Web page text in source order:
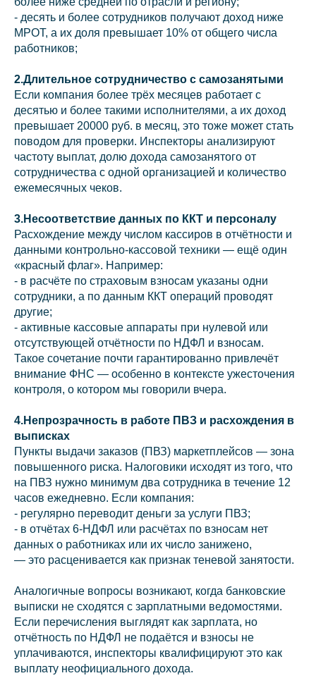
- десять и более сотрудников получают доход ниже
МРОТ, а их доля превышает 10% от общего числа
работников;
2.Длительное сотрудничество с самозанятыми
Если компания более трёх месяцев работает с
десятью и более такими исполнителями, а их доход
превышает 20000 руб. в месяц, это тоже может стать
поводом для проверки. Инспекторы анализируют
частоту выплат, долю дохода самозанятого от
сотрудничества с одной организацией и количество
ежемесячных чеков.
3.Несоответствие данных по ККТ и персоналу
Расхождение между числом кассиров в отчётности и
данными контрольно‑кассовой техники — ещё один
«красный флаг». Например:
- в расчёте по страховым взносам указаны одни
сотрудники, а по данным ККТ операций проводят
другие;
- активные кассовые аппараты при нулевой или
отсутствующей отчётности по НДФЛ и взносам.
Такое сочетание почти гарантированно привлечёт
внимание ФНС — особенно в контексте ужесточения
контроля, о котором мы говорили вчера.
4.Непрозрачность в работе ПВЗ и расхождения в
выписках
Пункты выдачи заказов (ПВЗ) маркетплейсов — зона
повышенного риска. Налоговики исходят из того, что
на ПВЗ нужно минимум два сотрудника в течение 12
часов ежедневно. Если компания:
- регулярно переводит деньги за услуги ПВЗ;
- в отчётах 6‑НДФЛ или расчётах по взносам нет
данных о работниках или их число занижено,
— это расценивается как признак теневой занятости.
Аналогичные вопросы возникают, когда банковские
выписки не сходятся с зарплатными ведомостями.
Если перечисления выглядят как зарплата, но
отчётность по НДФЛ не подаётся и взносы не
уплачиваются, инспекторы квалифицируют это как
выплату неофициального дохода.